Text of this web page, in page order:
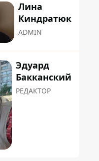
Лина
Киндратюк
ADMIN
Эдуард
Бакканский
РЕДАКТОР